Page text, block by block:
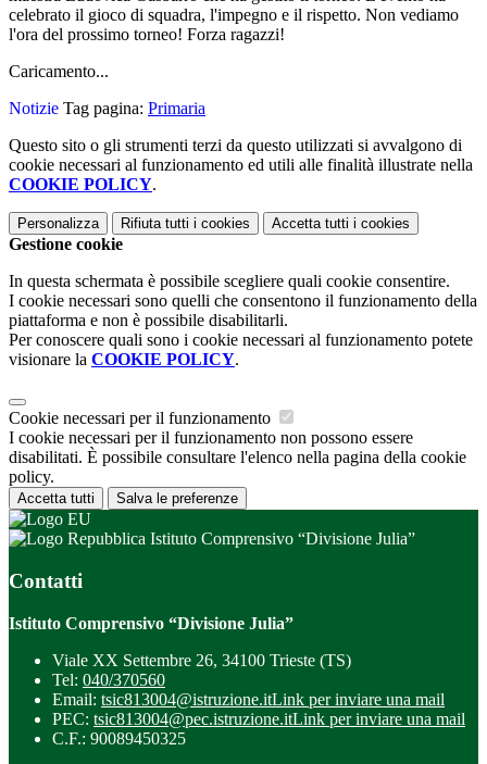
celebrato il gioco di squadra, l'impegno e il rispetto. Non vediamo
l'ora del prossimo torneo! Forza ragazzi!
Caricamento...
Notizie Tag pagina: Primaria
Questo sito o gli strumenti terzi da questo utilizzati si avvalgono di
cookie necessari al funzionamento ed utili alle finalità illustrate nella
COOKIE POLICY.
Personalizza Rifiuta tutti i cookies Accetta tutti i cookies
Gestione cookie
In questa schermata è possibile scegliere quali cookie consentire.
I cookie necessari sono quelli che consentono il funzionamento della
piattaforma e non è possibile disabilitarli.
Per conoscere quali sono i cookie necessari al funzionamento potete
visionare la COOKIE POLICY.
Cookie necessari per il funzionamento
I cookie necessari per il funzionamento non possono essere
disabilitati. È possibile consultare l'elenco nella pagina della cookie
policy.
Accetta tutti Salva le preferenze
Istituto Comprensivo “Divisione Julia”
Contatti
Istituto Comprensivo “Divisione Julia”
Viale XX Settembre 26, 34100 Trieste (TS)
Tel: 040/370560
Email: tsic813004@istruzione.itLink per inviare una mail
PEC: tsic813004@pec.istruzione.itLink per inviare una mail
C.F.: 90089450325